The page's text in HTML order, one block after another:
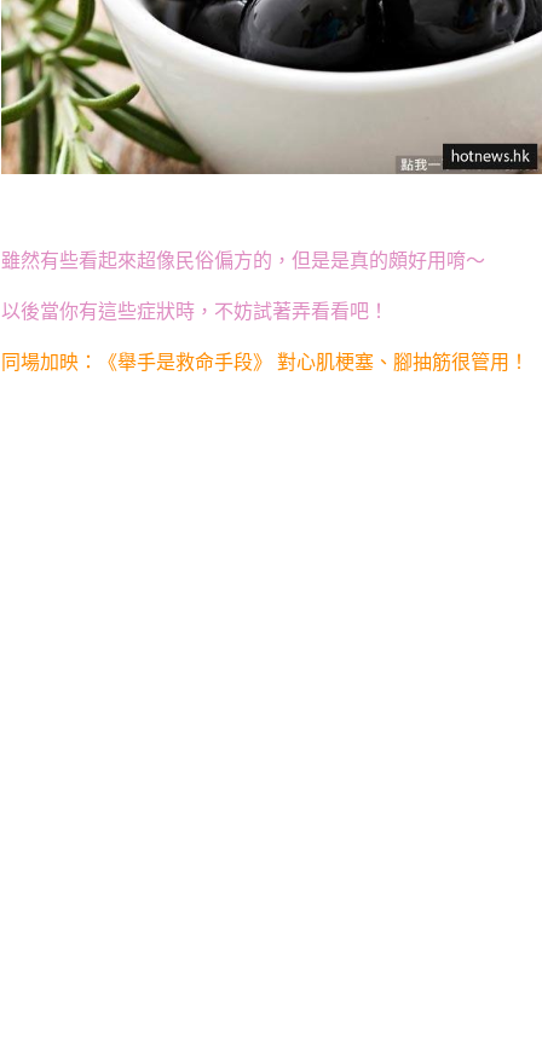
雖然有些看起來超像民俗偏方的，但是是真的頗好用唷～
以後當你有這些症狀時，不妨試著弄看看吧！
同場加映：《舉手是救命手段》 對心肌梗塞、腳抽筋很管用！